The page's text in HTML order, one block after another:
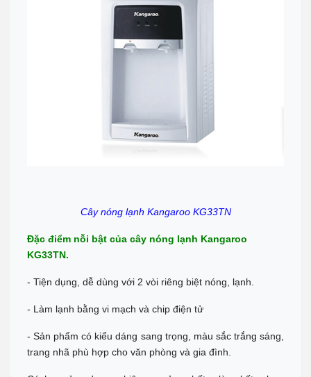
(Zalo)
Đc: 743 Huỳnh Văn Lũy, Phường Bình Dương, TP Hồ Chí Minh
PHÚ QUỐC
Đc: R303 Đường Ruby 3, Shophouse Bãi Kem, P An Thới, TP Phú
Quốc
Tel:0906 82 82 82
Cây nóng lạnh Kangaroo KG33TN
Đặc điểm nỗi bật của cây nóng lạnh Kangaroo
KG33TN.
- Tiện dụng, dễ dùng với 2 vòi riêng biệt nóng, lạnh.
- Làm lạnh bằng vi mạch và chip điện tử
- Sản phẩm có kiểu dáng sang trọng, màu sắc trắng sáng,
trang nhã phù hợp cho văn phòng và gia đình.